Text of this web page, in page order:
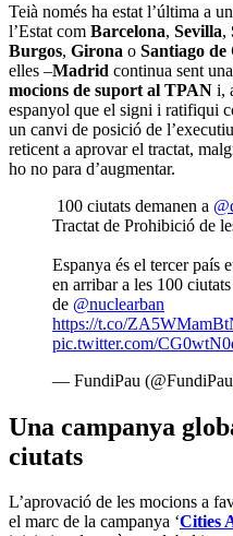
Teià només ha estat l’última a
l’Estat com Barcelona, Sevilla,
Burgos, Girona o Santiago de
elles –Madrid continua sent
mocions de suport al TPAN i,
espanyol que el signi i ratifiqui
un canvi de posició de
reticent a aprovar el tractat,
ho no para d’augmentar.
100 ciutats demanen a
Tractat de Prohibició de
Espanya és el tercer país
en arribar a les 100
de @nuclearban
https://t.co/
pic.twitter.com/
— FundiPau
Una campanya
ciutats
L’aprovació de les mocions a
el marc de la campanya ‘Cities